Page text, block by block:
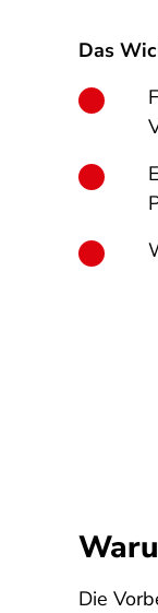
Das
Die